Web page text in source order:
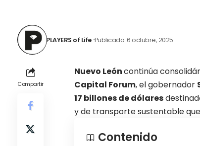
PLAYERS of Life Publicado: 6 octubre, 2025
Compartir
Nuevo Leóncontinúa
Capital Forum, el gobernador
17 billones de dólares
y de transporte sustentable
Contenido